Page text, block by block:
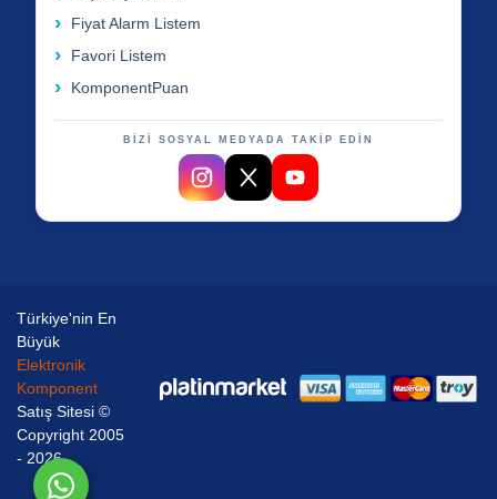
Fiyat Alarm Listem
Favori Listem
KomponentPuan
BİZİ SOSYAL MEDYADA TAKİP EDİN
Türkiye'nin En
Büyük
Elektronik
Komponent
Satış Sitesi ©
Copyright 2005
- 2026